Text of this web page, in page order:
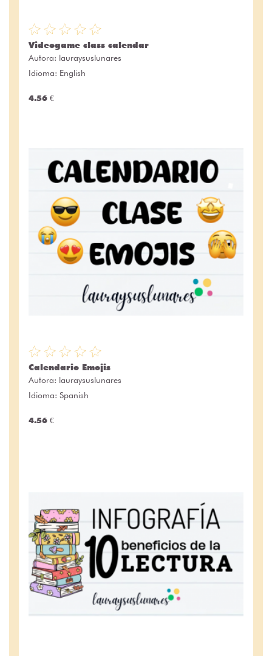
Videogame class calendar
Autora: lauraysuslunares
Idioma: English
4.56 €
Calendario Emojis
Autora: lauraysuslunares
Idioma: Spanish
4.56 €